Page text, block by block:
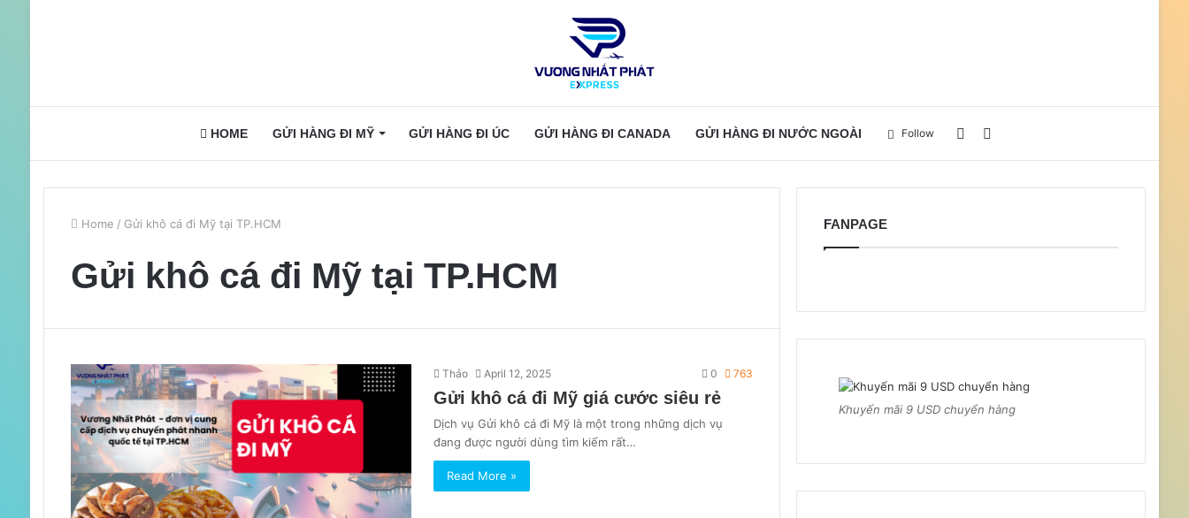
HOME GỬI HÀNG ĐI MỸ GỬI HÀNG ĐI ÚC GỬI HÀNG ĐI CANADA GỬI HÀNG ĐI NƯỚC NGOÀI
for
Sidebar
Follow
Home / Gửi khô cá đi Mỹ tại TP.HCM
Gửi khô cá đi Mỹ tại TP.HCM
Thảo April 12, 2025 0 763
Gửi khô cá đi Mỹ giá cước siêu rẻ
Dịch vụ Gửi khô cá đi Mỹ là một trong những dịch vụ
đang được người dùng tìm kiếm rất…
Read More »
FANPAGE
Khuyến mãi 9 USD chuyển hàng